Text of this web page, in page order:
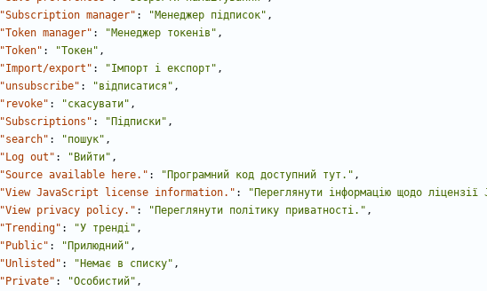
"Subscription manager" : "Менеджер підписок" ,
"Token manager" : "Менеджер токенів" ,
"Token" : "Токен" ,
"Import/export" : "Імпорт і експорт" ,
"unsubscribe" : "відписатися" ,
"revoke" : "скасувати" ,
"Subscriptions" : "Підписки" ,
"search" : "пошук" ,
"Log out" : "Вийти" ,
"Source available here." : "Програмний код доступний тут." ,
"View JavaScript license information." : "Переглянути інформацію щодо
"View privacy policy." : "Переглянути політику приватності." ,
"Trending" : "У тренді" ,
"Public" : "Прилюдний" ,
"Unlisted" : "Немає в списку" ,
"Private" : "Особистий" ,